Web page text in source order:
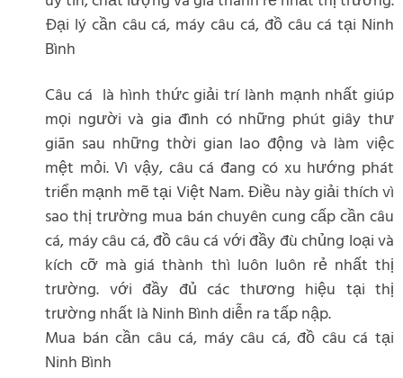
Đại lý cần câu cá, máy câu cá, đồ câu cá tại Ninh
Bình
Câu cá là hình thức giải trí lành mạnh nhất giúp
mọi người và gia đình có những phút giây thư
giãn sau những thời gian lao động và làm việc
mệt mỏi. Vì vậy, câu cá đang có xu hướng phát
triển mạnh mẽ tại Việt Nam. Điều này giải thích vì
sao thị trường mua bán chuyên cung cấp cần câu
cá, máy câu cá, đồ câu cá với đầy đù chủng loại và
kích cỡ mà giá thành thì luôn luôn rẻ nhất thị
trường. với đầy đủ các thương hiệu tại thị
trường nhất là Ninh Bình diễn ra tấp nập.
Mua bán cần câu cá, máy câu cá, đồ câu cá tại
Ninh Bình